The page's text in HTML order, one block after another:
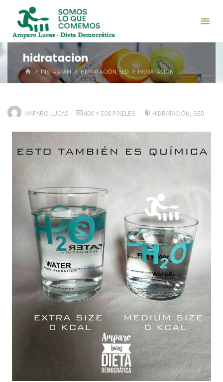
contenido
hidratacion
INICIOINSTAGRAM HIDRATACIÓN, SED HIDRATACION
AMPARO LUCAS
TAMAÑO
400 × 500 PÍXELES HIDRATACIÓN, SED